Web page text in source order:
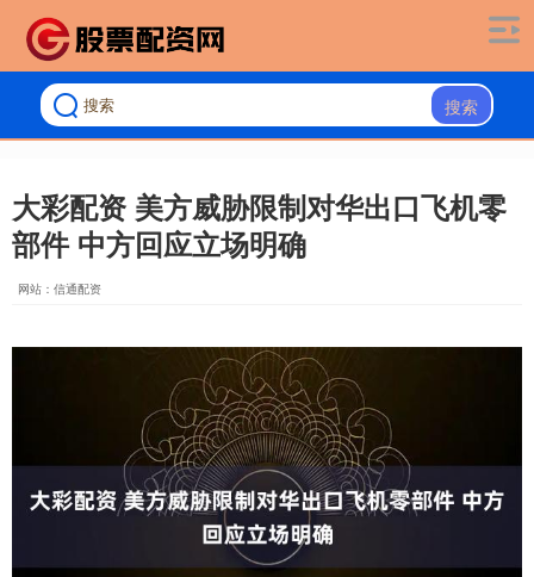
搜索
大彩配资 美方威胁限制对华出口飞机零
部件 中方回应立场明确
网站：信通配资